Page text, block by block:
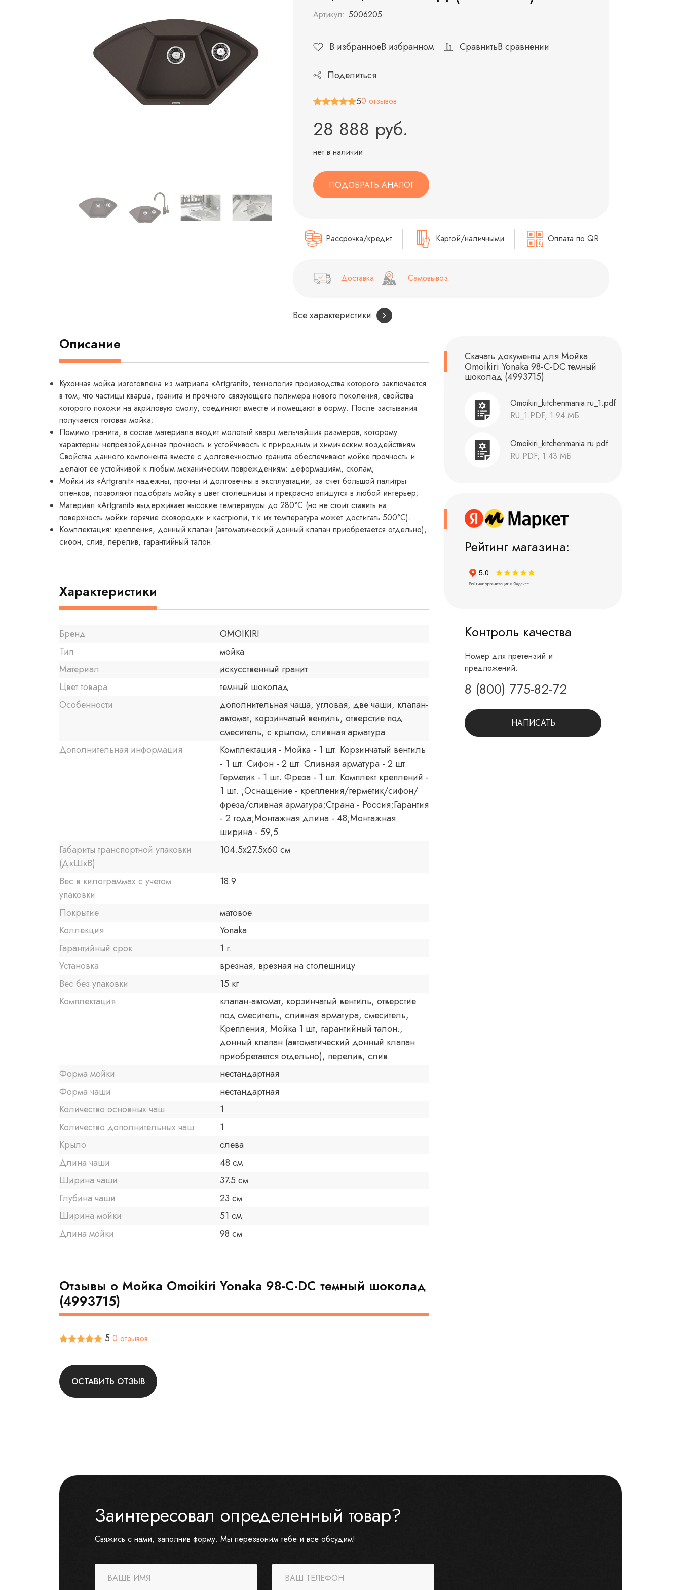
Артикул: 5006205
В избранноеВ избранном СравнитьВ сравнении
Поделиться
50 отзывов
28 888 руб.
нет в наличии
ПОДОБРАТЬ АНАЛОГ
Рассрочка/кредит Картой/наличными Оплата по QR
Доставка: Самовывоз:
Все характеристики
Скачать документы для Мойка
Omoikiri Yonaka 98-C-DC темный
шоколад (4993715)
Omoikiri_kitchenmania.ru_1.pdf
RU_1.PDF, 1.94 МБ
Omoikiri_kitchenmania.ru.pdf
RU.PDF, 1.43 МБ
Рейтинг магазина:
Контроль качества
Номер для претензий и
предложений:
8 (800) 775-82-72
НАПИСАТЬ
Описание
Кухонная мойка изготовлена из матриала «Artgranit», технология производства которого заключается
в том, что частицы кварца, гранита и прочного связующего полимера нового поколения, свойства
которого похожи на акриловую смолу, соединяют вместе и помещают в форму. После застывания
получается готовая мойка;
Помимо гранита, в состав материала входит молотый кварц мельчайших размеров, которому
характерны непревзойденная прочность и устойчивость к природным и химическим воздействиям.
Свойства данного компонента вместе с долговечностью гранита обеспечивают мойке прочность и
делают её устойчивой к любым механическим повреждениям: деформациям, сколам;
Мойки из «Artgranit» надежны, прочны и долговечны в эксплуатации, за счет большой палитры
оттенков, позволяют подобрать мойку в цвет столешницы и прекрасно впишутся в любой интерьер;
Материал «Artgranit» выдерживает высокие температуры до 280°С (но не стоит ставить на
поверхность мойки горячие сковородки и кастрюли, т.к их температура может достигать 500°С).
Комплектация: крепления, донный клапан (автоматический донный клапан приобретается отдельно),
сифон, слив, перелив, гарантийный талон.
Характеристики
Бренд
OMOIKIRI
Тип
мойка
Материал
искусственный гранит
Цвет товара
темный шоколад
Особенности
дополнительная чаша, угловая, две чаши, клапан-
автомат, корзинчатый вентиль, отверстие под
смеситель, с крылом, сливная арматура
Дополнительная информация
Комплектация - Мойка - 1 шт. Корзинчатый вентиль
- 1 шт. Сифон - 2 шт. Сливная арматура - 2 шт.
Герметик - 1 шт. Фреза - 1 шт. Комплект креплений -
1 шт. ;Оснащение - крепления/герметик/сифон/
фреза/сливная арматура;Страна - Россия;Гарантия
- 2 года;Монтажная длина - 48;Монтажная
ширина - 59,5
Габариты транспортной упаковки
(ДхШхВ)
104.5x27.5x60 см
Вес в килограммах с учетом
упаковки
18.9
Покрытие
матовое
Коллекция
Yonaka
Гарантийный срок
1 г.
Установка
врезная, врезная на столешницу
Вес без упаковки
15 кг
Комплектация
клапан-автомат, корзинчатый вентиль, отверстие
под смеситель, сливная арматура, смеситель,
Крепления, Мойка 1 шт, гарантийный талон.,
донный клапан (автоматический донный клапан
приобретается отдельно), перелив, слив
Форма мойки
нестандартная
Форма чаши
нестандартная
Количество основных чаш
1
Количество дополнительных чаш
1
Крыло
слева
Длина чаши
48 см
Ширина чаши
37.5 см
Глубина чаши
23 см
Ширина мойки
51 см
Длина мойки
98 см
Отзывы о Мойка Omoikiri Yonaka 98-C-DC темный шоколад
(4993715)
5 0 отзывов
ОСТАВИТЬ ОТЗЫВ
Заинтересовал определенный товар?
Свяжись с нами, заполнив форму. Мы перезвоним тебе и все обсудим!
ВАШЕ ИМЯ ВАШ ТЕЛЕФОН